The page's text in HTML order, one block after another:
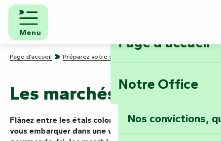
Aller
contenu
principal
Menu
Page d'accueil
Notre Office
Nos convictions,
Page d’accueil Préparez votre séjour
Les marchés
Flânez entre les étals colorés et laissez les parfums
vous embarquer dans une véritable quête